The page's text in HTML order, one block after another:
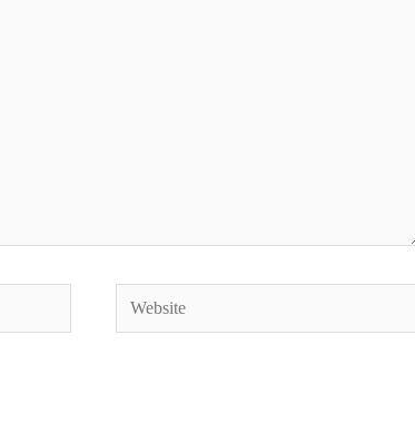
Website